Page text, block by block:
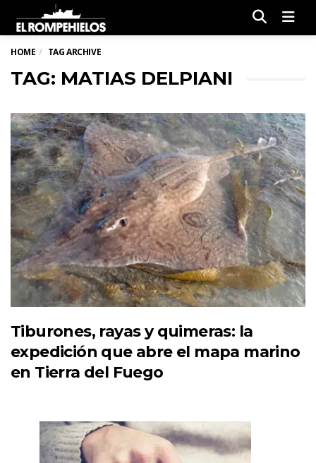
HOME TAG ARCHIVE
TAG: MATIAS DELPIANI
Tiburones, rayas y quimeras: la
expedición que abre el mapa marino
en Tierra del Fuego